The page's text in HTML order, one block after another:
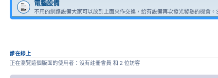
電腦設備
不用的網路設備大家可以放到上面來作交換，給有設備再次發光發熱的機會。
誰在線上
正在瀏覽這個版面的使用者：沒有註冊會員 和 2 位訪客